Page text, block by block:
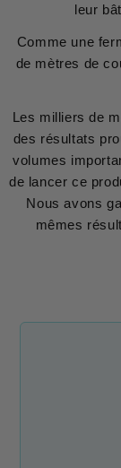
leur
Comme une
de mètres de
Les milliers de
des résultats
volumes
de lancer ce
Nous avons
mêmes